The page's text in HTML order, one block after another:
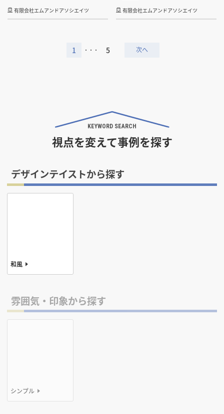
有限会社エムアンドアソシエイツ
有限会社エムアンドアソシエイツ
1 ・・・ 5
KEYWORD SEARCH
視点を変えて事例を探す
デザインテイストから探す
和風
雰囲気・印象から探す
シンプル